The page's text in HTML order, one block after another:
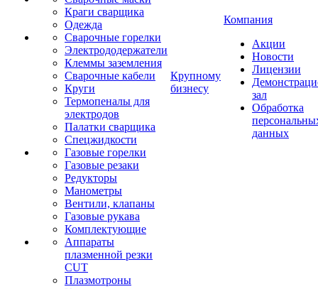
Краги сварщика
Одежда
Сварочные горелки
Электрододержатели
Клеммы заземления
Сварочные кабели
Круги
Термопеналы для
электродов
Палатки сварщика
Спецжидкости
Газовые горелки
Газовые резаки
Редукторы
Манометры
Вентили, клапаны
Газовые рукава
Комплектующие
Аппараты
плазменной резки
CUT
Плазмотроны
Крупному
бизнесу
Компания
Акции
Новости
Лицензии
зал
Обработка
данных